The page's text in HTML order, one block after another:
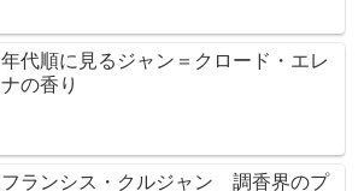
年代順に見るジャン＝クロード・エレ
ナの香り
フランシス・クルジャン 調香界のプ